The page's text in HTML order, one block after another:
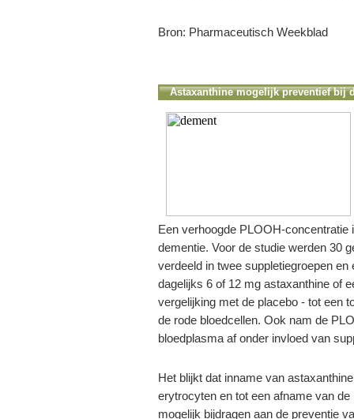
Bron: Pharmaceutisch Weekblad
Astaxanthine mogelijk preventief bij
Een verhoogde PLOOH-
dementie. Voor de studie werden 30
verdeeld in twee suppletiegroepen
dagelijks 6 of 12 mg astaxanthine of
vergelijking met de placebo - tot een
de rode bloedcellen. Ook nam de
bloedplasma af onder invloed van
Het blijkt dat inname van
erytrocyten en tot een afname van
mogelijk bijdragen aan de preventie